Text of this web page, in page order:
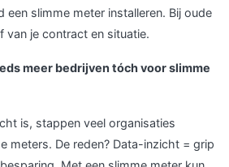
een slimme meter installeren. Bij oude
van je contract en situatie.
meer bedrijven tóch voor slimme
is, stappen veel organisaties
meters. De reden? Data-inzicht = grip